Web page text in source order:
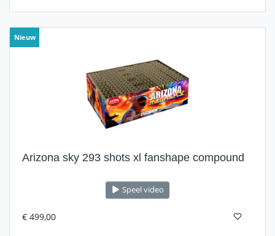
Nieuw
Arizona sky 293 shots xl fanshape compound
Speel video
€ 499,00